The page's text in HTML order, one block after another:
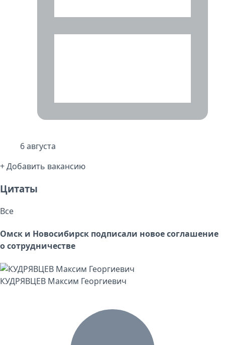
6 августа
+ Добавить вакансию
Цитаты
Все
Омск и Новосибирск подписали новое соглашение
о сотрудничестве
КУДРЯВЦЕВ Максим Георгиевич